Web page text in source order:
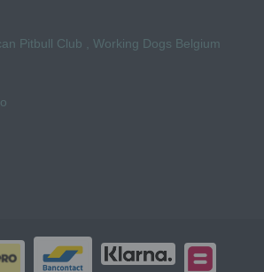
Pitbull Club , Working Dogs Belgium